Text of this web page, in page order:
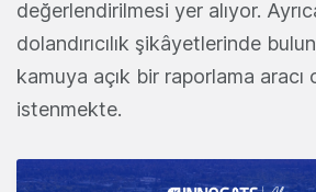
değerlendirilmesi yer alıyor.
dolandırıcılık şikâyetlerinde
kamuya açık bir raporlama aracı
istenmekte.